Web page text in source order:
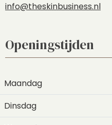
info@theskinbusiness.nl
Openingstijden
Maandag
Dinsdag